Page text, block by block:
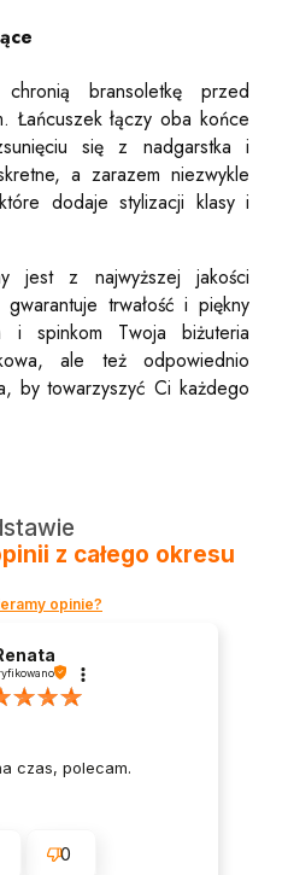
bransoletkę przed
Łańcuszek łączy oba końce
się z nadgarstka i
a zarazem niezwykle
dodaje stylizacji klasy i
jest z najwyższej jakości
trwałość i piękny
i spinkom Twoja biżuteria
ale też odpowiednio
by towarzyszyć Ci każdego
z całego okresu
opinie?
czas, polecam.
0
0. Zobacz szczegóły